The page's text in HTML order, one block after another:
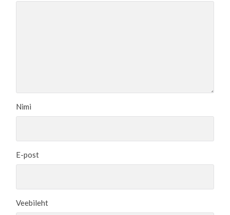
Nimi
E-post
Veebileht